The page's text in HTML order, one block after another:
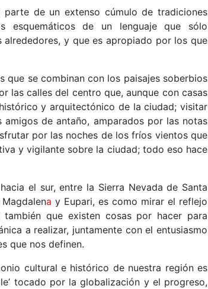
parte de un extenso cúmulo de tradiciones
esquemáticos de un lenguaje que sólo
y que es apropiado por los que
que se combinan con los paisajes soberbios
las calles del centro que, aunque con casas
y arquitectónico de la ciudad; visitar
de antaño, amparados por las notas
por las noches de los fríos vientos que
y vigilante sobre la ciudad; todo eso hace
el sur, entre la Sierra Nevada de Santa
a y Eupari, es como mirar el reflejo
que existen cosas por hacer para
a realizar, juntamente con el entusiasmo
que nos definen.
cultural e histórico de nuestra región es
tocado por la globalización y el progreso,